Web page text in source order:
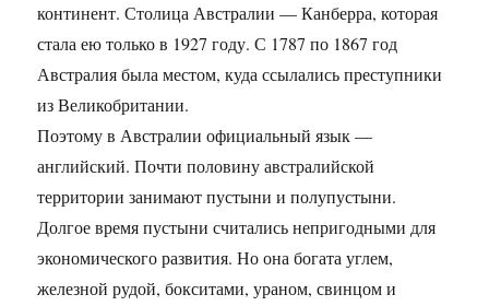
континент. Столица Австралии — Канберра, которая
стала ею только в 1927 году. С 1787 по 1867 год
Австралия была местом, куда ссылались преступники
из Великобритании.
Поэтому в Австралии официальный язык —
английский. Почти половину австралийской
территории занимают пустыни и полупустыни.
Долгое время пустыни считались непригодными для
экономического развития. Но она богата углем,
железной рудой, бокситами, ураном, свинцом и